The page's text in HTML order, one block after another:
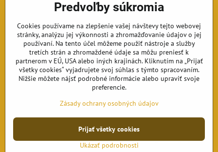
©2026Copyright
Predvoľby súkromiaZásady ochrany osobných údajov
Vytvorené pomocou:BiznisWeb.sk
Predvoľby súkromia
Cookies používame na zlepšenie vašej návštevy tejto webovej
stránky, analýzu jej výkonnosti a zhromažďovanie údajov o jej
používaní. Na tento účel môžeme použiť nástroje a služby
tretích strán a zhromaždené údaje sa môžu preniesť k
partnerom v EÚ, USA alebo iných krajinách. Kliknutím na „Prijať
všetky cookies“ vyjadrujete svoj súhlas s týmto spracovaním.
Nižšie môžete nájsť podrobné informácie alebo upraviť svoje
preferencie.
Zásady ochrany osobných údajov
Ukázať podrobnosti
Prijať všetky cookies